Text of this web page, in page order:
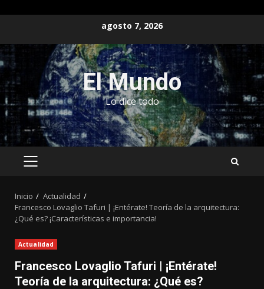
contenido
agosto 7, 2026
El Mundo
Lo dice todo
MENÚ
Inicio
Actualidad
Francesco Lovaglio Tafuri | ¡Entérate! Teoría de la arquitectura:
¿Qué es? ¡Características e importancia!
Actualidad
Francesco Lovaglio Tafuri | ¡Entérate!
Teoría de la arquitectura: ¿Qué es?